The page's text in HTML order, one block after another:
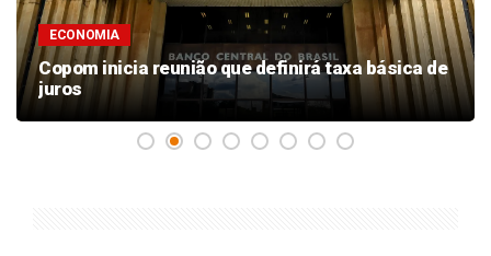
ECONOMIA
Copom inicia reunião que definirá taxa básica de
juros